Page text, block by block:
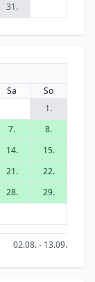
31.
Sa
So
1.
7.
8.
14.
15.
21.
22.
28.
29.
02.08. - 13.09.